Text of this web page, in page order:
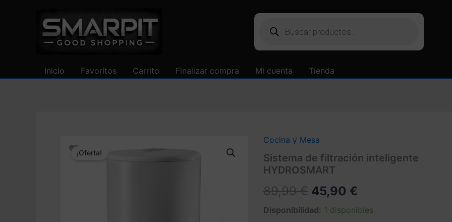
Inicio Favoritos Carrito Finalizar compra Mi cuenta Tienda
¡Oferta!
Cocina y Mesa
Sistema de filtración inteligente
HYDROSMART
89,99€ El
precio
45,90 €El
precio
Disponibilidad: 1 disponibles